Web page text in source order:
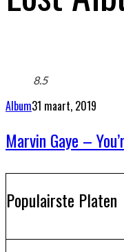
8.5
Album31 maart, 2019
Marvin Gaye –
Populairste Platen